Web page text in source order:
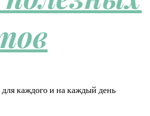
каждого и на каждый день